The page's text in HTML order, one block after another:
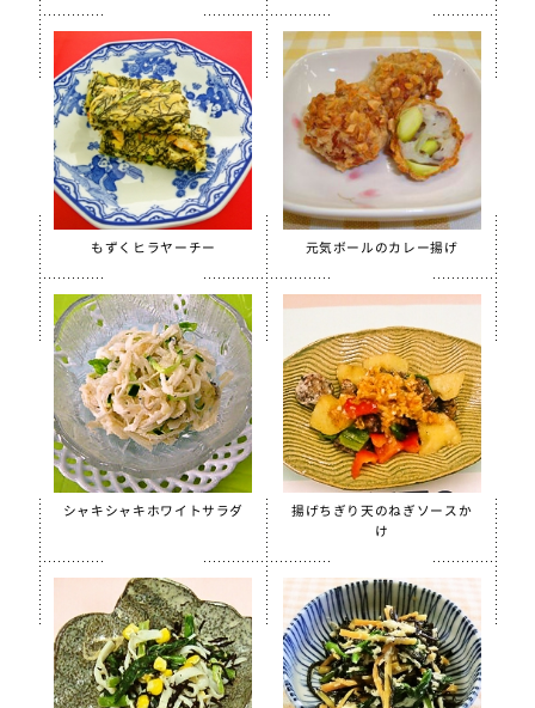
スクールチーズフォンデュサンドコロッケ
白花豆コロッケ
全学栄 かぼちゃチーズフライ
【只今休売中】全学栄 黒豆さつま
ソフトササミフレーク
ほぐしささみ（水煮）
【只今休売中】青大豆ペースト
白花豆&白いんげん豆ペースト
スクールがんもどき（Ca・Fe）
スクール糸かまぼこ
スクールちくわ
【只今休売中】スクールかにボール
全学栄 枝豆とじゃこの元気ボール
全学栄 野菜ミックスボール
全学栄 ニューミートップ
検索
もずくヒラヤーチー 元気ボールのカレー揚げ
シャキシャキホワイトサラダ
揚げちぎり天のねぎソースか
け